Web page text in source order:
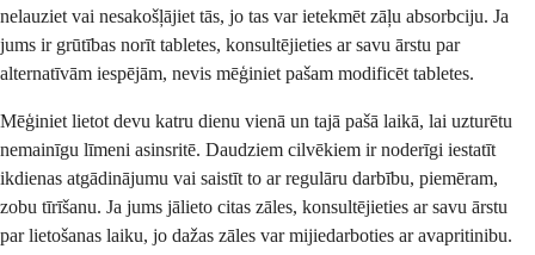
nelauziet vai nesakošļājiet tās, jo tas var ietekmēt zāļu absorbciju. Ja
jums ir grūtības norīt tabletes, konsultējieties ar savu ārstu par
alternatīvām iespējām, nevis mēģiniet pašam modificēt tabletes.
Mēģiniet lietot devu katru dienu vienā un tajā pašā laikā, lai uzturētu
nemainīgu līmeni asinsritē. Daudziem cilvēkiem ir noderīgi iestatīt
ikdienas atgādinājumu vai saistīt to ar regulāru darbību, piemēram,
zobu tīrīšanu. Ja jums jālieto citas zāles, konsultējieties ar savu ārstu
par lietošanas laiku, jo dažas zāles var mijiedarboties ar avapritinibu.